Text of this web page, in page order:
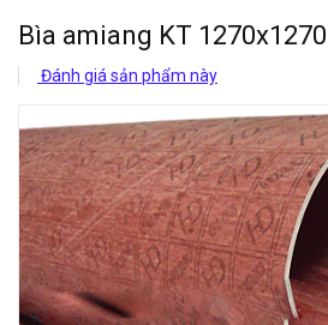
Bìa amiang KT 1270x1270
Đánh giá sản phẩm này